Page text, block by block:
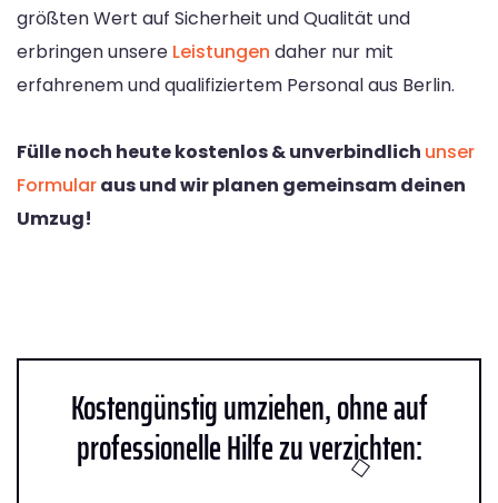
größten Wert auf Sicherheit und Qualität und
erbringen unsere Leistungen daher nur mit
erfahrenem und qualifiziertem Personal aus Berlin.
Fülle noch heute kostenlos & unverbindlich unser
Formularaus und wir planen gemeinsam deinen
Umzug!
Kostengünstig umziehen, ohne auf
professionelle Hilfe zu verzichten: